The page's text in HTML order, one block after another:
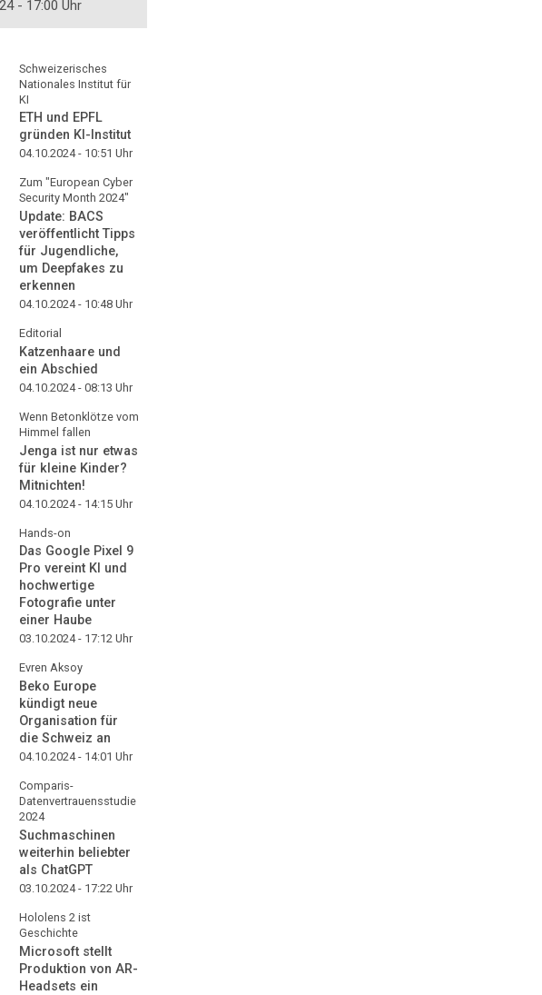
- 17:00 Uhr
Schweizerisches
Nationales Institut für
KI
ETH und EPFL
gründen KI-Institut
04.10.2024 - 10:51 Uhr
Zum "European Cyber
Security Month 2024"
Update: BACS
veröffentlicht Tipps
für Jugendliche,
um Deepfakes zu
erkennen
04.10.2024 - 10:48 Uhr
Editorial
Katzenhaare und
ein Abschied
04.10.2024 - 08:13 Uhr
Wenn Betonklötze vom
Himmel fallen
Jenga ist nur etwas
für kleine Kinder?
Mitnichten!
04.10.2024 - 14:15 Uhr
Hands-on
Das Google Pixel 9
Pro vereint KI und
hochwertige
Fotografie unter
einer Haube
03.10.2024 - 17:12 Uhr
Evren Aksoy
Beko Europe
kündigt neue
Organisation für
die Schweiz an
04.10.2024 - 14:01 Uhr
Comparis-
Datenvertrauensstudie
2024
Suchmaschinen
weiterhin beliebter
als ChatGPT
03.10.2024 - 17:22 Uhr
Hololens 2 ist
Geschichte
Microsoft stellt
Produktion von AR-
Headsets ein